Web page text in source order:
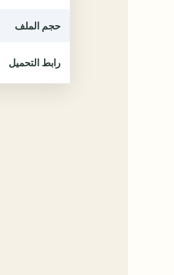
حجم الملف
رابط التحميل